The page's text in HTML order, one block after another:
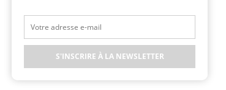
S'INSCRIRE À LA NEWSLETTER